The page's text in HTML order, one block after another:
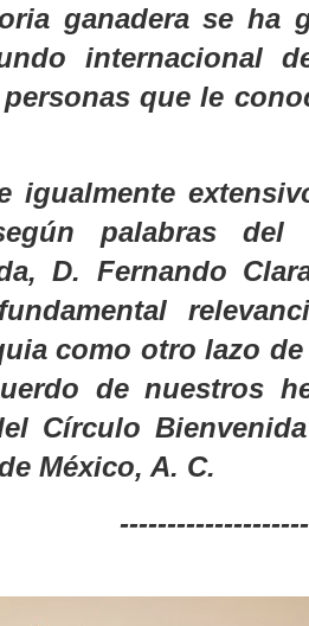
ganadera se ha
internacional
que le
igualmente
palabras del
D. Fernando
como otro lazo
de nuestros
Círculo
México, A. C.